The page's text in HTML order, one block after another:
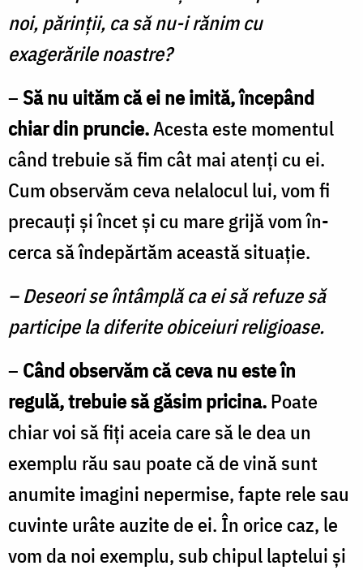
noi, părinţii, ca să nu-i rănim cu
exagerările noastre?
–Să nu uităm că ei ne imită, începând
chiar din pruncie.Acesta este momentul
când trebuie să fim cât mai atenţi cu ei.
Cum observăm ceva nelalocul lui, vom fi
precauţi şi încet şi cu mare grijă vom în­
cerca să îndepărtăm această situaţie.
– Deseori se întâmplă ca ei să refuze să
participe la diferite obiceiuri religioase.
– Când observăm că ceva nu este în
regulă, tre­buie să găsim pricina.Poate
chiar voi să fiţi aceia care să le dea un
exemplu rău sau poate că de vină sunt
anumite imagini nepermise, fapte rele sau
cu­vinte urâte auzite de ei. În orice caz, le
vom da noi exemplu, sub chipul laptelui şi